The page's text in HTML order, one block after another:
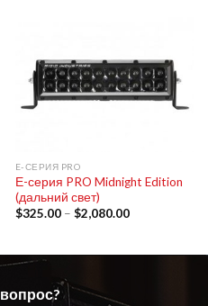
E-СЕРИЯ PRO
Е-серия PRO Midnight Edition
(дальний свет)
$325.00– $2,080.00